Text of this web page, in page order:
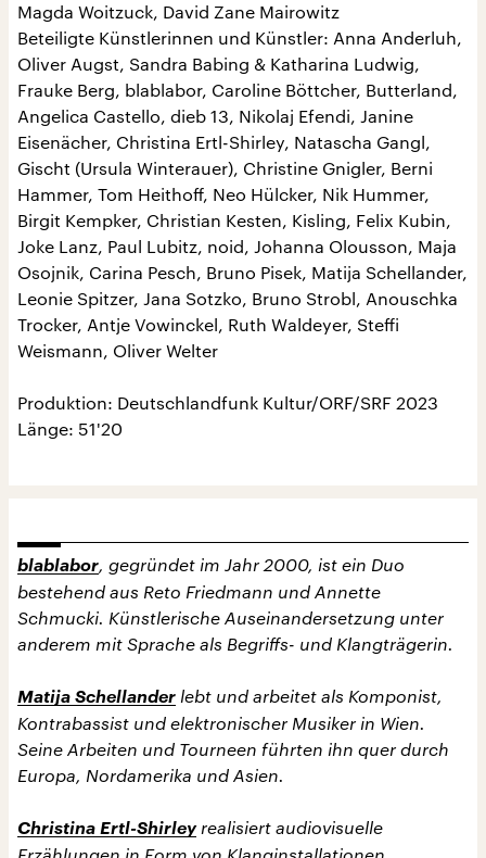
Magda Woitzuck, David Zane Mairowitz
Beteiligte Künstlerinnen und Künstler: Anna Anderluh,
Oliver Augst, Sandra Babing & Katharina Ludwig,
Frauke Berg, blablabor, Caroline Böttcher, Butterland,
Angelica Castello, dieb 13, Nikolaj Efendi, Janine
Eisenächer, Christina Ertl-Shirley, Natascha Gangl,
Gischt (Ursula Winterauer), Christine Gnigler, Berni
Hammer, Tom Heithoff, Neo Hülcker, Nik Hummer,
Birgit Kempker, Christian Kesten, Kisling, Felix Kubin,
Joke Lanz, Paul Lubitz, noid, Johanna Olousson, Maja
Osojnik, Carina Pesch, Bruno Pisek, Matija Schellander,
Leonie Spitzer, Jana Sotzko, Bruno Strobl, Anouschka
Trocker, Antje Vowinckel, Ruth Waldeyer, Steffi
Weismann, Oliver Welter
Produktion: Deutschlandfunk Kultur/ORF/SRF 2023
Länge: 51'20
blablabor, gegründet im Jahr 2000, ist ein Duo
bestehend aus Reto Friedmann und Annette
Schmucki. Künstlerische Auseinandersetzung unter
anderem mit Sprache als Begriffs- und Klangträgerin.
Matija Schellander lebt und arbeitet als Komponist,
Kontrabassist und elektronischer Musiker in Wien.
Seine Arbeiten und Tourneen führten ihn quer durch
Europa, Nordamerika und Asien.
Christina Ertl-Shirleyrealisiert audiovisuelle